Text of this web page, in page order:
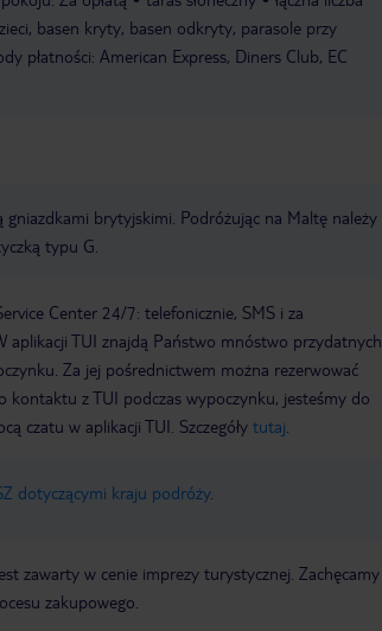
basen kryty, basen odkryty, parasole przy
płatności: American Express, Diners Club, EC
gniazdkami brytyjskimi. Podróżując na Maltę należy
typu G.
Center 24/7: telefonicznie, SMS i za
aplikacji TUI znajdą Państwo mnóstwo przydatnych
Za jej pośrednictwem można rezerwować
z TUI podczas wypoczynku, jesteśmy do
czatu w aplikacji TUI. Szczegóły tutaj
dotyczącymi kraju podróży.
zawarty w cenie imprezy turystycznej. Zachęcamy
zakupowego.